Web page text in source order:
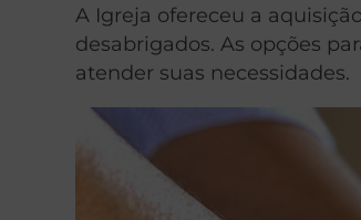
A Igreja ofereceu a
desabrigados. As opções
atender suas necessidades.